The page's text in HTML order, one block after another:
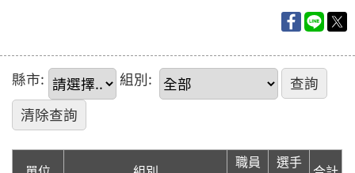
縣市: 組別:
職員
選手